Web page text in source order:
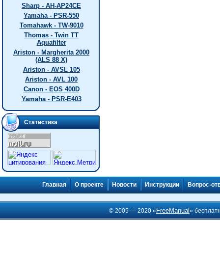
Sharp - AH-AP24CE
Yamaha - PSR-550
Tomahawk - TW-9010
Thomas - Twin TT
Aquafilter
Ariston - Margherita 2000
(ALS 88 X)
Ariston - AVSL 105
Ariston - AVL 100
Canon - EOS 400D
Yamaha - PSR-E403
Статистика
Главная О проекте Новости Инструкции Вопрос-
© 2005 — 2020 « FreeManual»